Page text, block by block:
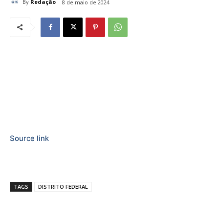
By Redação 8 de maio de 2024
Source link
TAGS DISTRITO FEDERAL